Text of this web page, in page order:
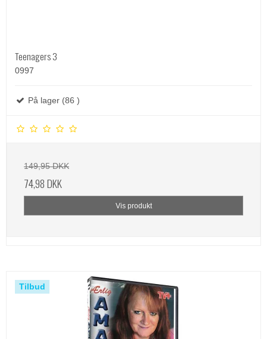
Teenagers 3
0997
På lager (86 )
149,95 DKK
74,98 DKK
Vis produkt
Tilbud